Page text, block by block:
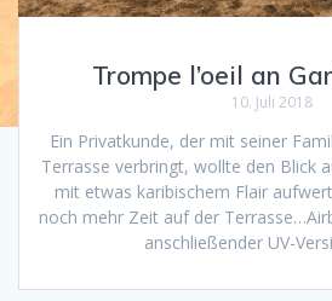
Trompe l’oeil an
10. Juli 2018
Ein Privatkunde, der mit seiner
Terrasse verbringt, wollte den Blick
mit etwas karibischem Flair
noch mehr Zeit auf der
anschließender UV-